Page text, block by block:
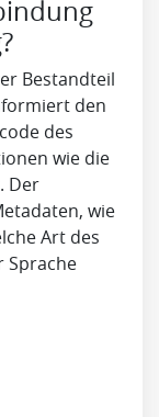
Bestandteil
den
des
wie die
Der
wie
Art des
Sprache